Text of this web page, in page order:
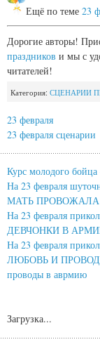
Ещё по теме 23
Дорогие авторы!
праздников и мы с
читателей!
Категория: СЦЕНАРИИ
23 февраля
23 февраля сценарии
Курс молодого
На 23 февраля
МАТЬ ПРОВОЖАЛА
На 23 февраля
ДЕВЧОНКИ В
На 23 февраля
ЛЮБОВЬ И ПРОВОДЫ
проводы в аврмию
Загрузка...